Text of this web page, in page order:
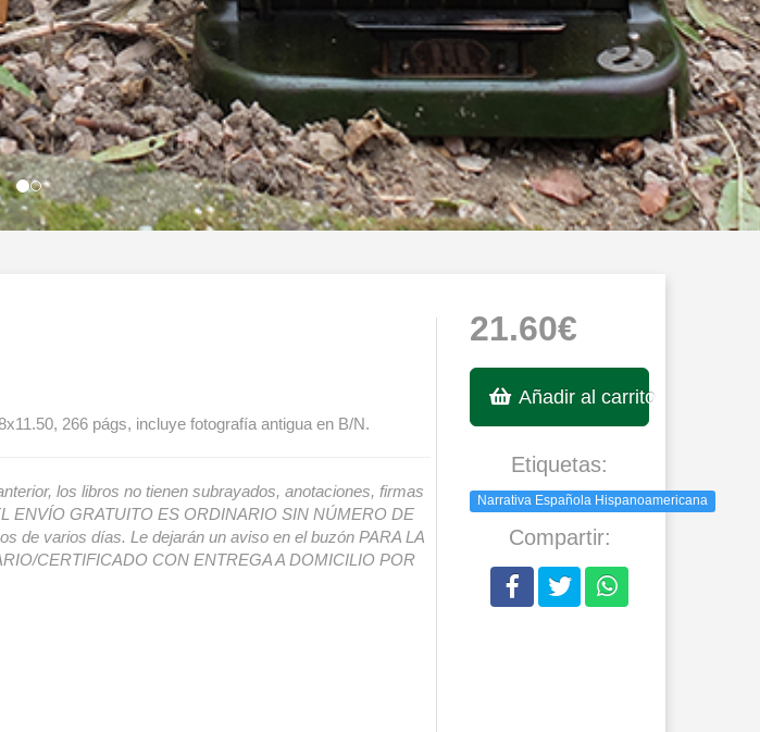
266 págs, incluye fotografía antigua en B/N.
los libros no tienen subrayados, anotaciones, firmas
ENVÍO GRATUITO ES ORDINARIO SIN NÚMERO DE
de varios días. Le dejarán un aviso en el buzón PARA LA
CERTIFICADO CON ENTREGA A DOMICILIO POR
21.60€
Añadir al carrito
Etiquetas:
Narrativa Española Hispanoamericana
Compartir: